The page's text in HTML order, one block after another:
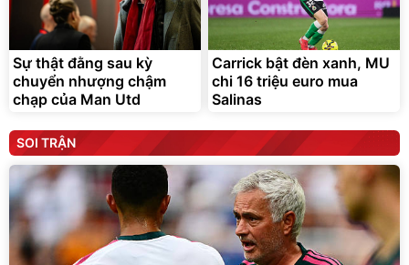
Sự thật đằng sau kỳ
chuyển nhượng chậm
chạp của Man Utd
Carrick bật đèn xanh, MU
chi 16 triệu euro mua
Salinas
SOI TRẬN